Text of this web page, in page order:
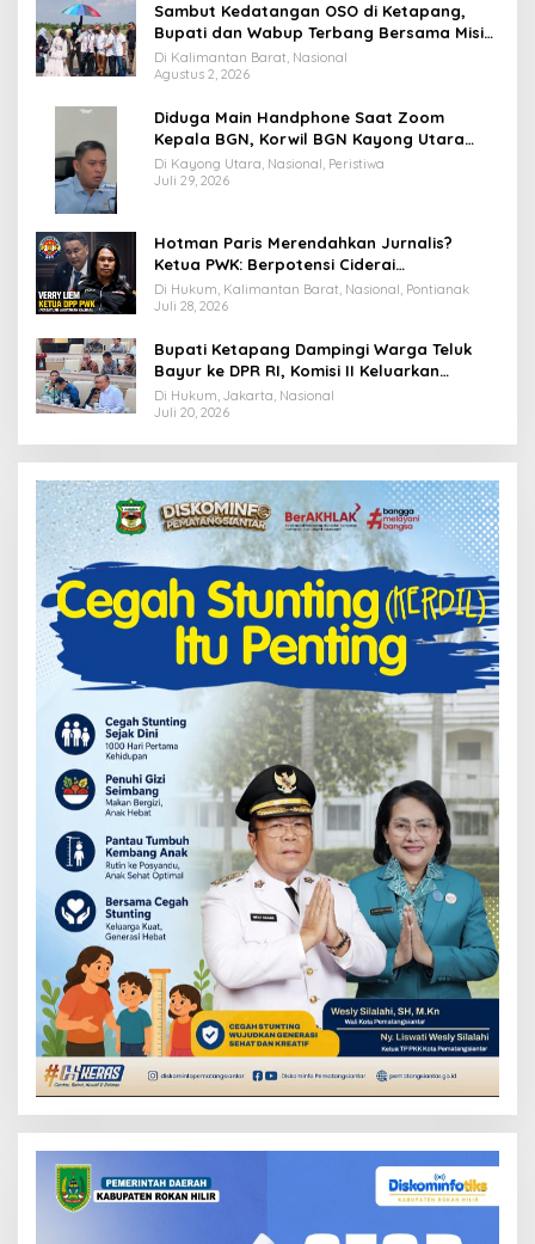
Sambut Kedatangan OSO di Ketapang,
Bupati dan Wabup Terbang Bersama Misi
Keberkahan MTQ XXXIV di Kayong Utara
Di Kalimantan Barat, Nasional
Agustus 2, 2026
Diduga Main Handphone Saat Zoom
Kepala BGN, Korwil BGN Kayong Utara
Terancam Dimutasi ke Papua
Di Kayong Utara, Nasional, Peristiwa
Juli 29, 2026
Hotman Paris Merendahkan Jurnalis?
Ketua PWK: Berpotensi Ciderai
Penghormatan
Di Hukum, Kalimantan Barat, Nasional, Pontianak
Juli 28, 2026
Bupati Ketapang Dampingi Warga Teluk
Bayur ke DPR RI, Komisi II Keluarkan
Rekomendasi Tegas Soal Konflik Lahan PT
PTS
Di Hukum, Jakarta, Nasional
Juli 20, 2026